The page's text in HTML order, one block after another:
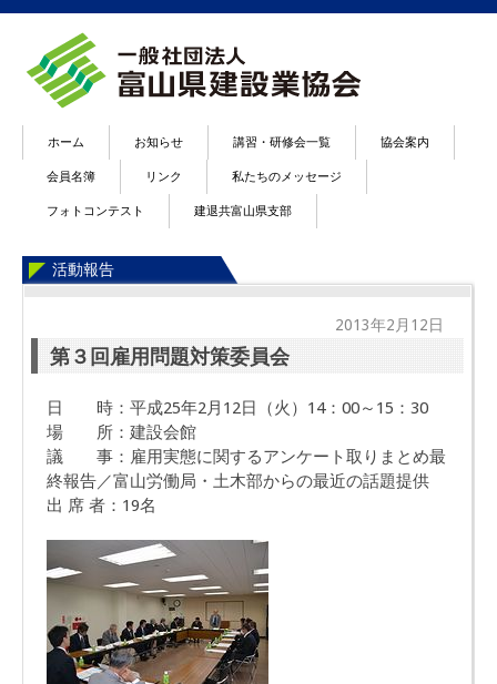
ホーム お知らせ 講習・研修会一覧 協会案内
会員名簿 リンク 私たちのメッセージ
フォトコンテスト 建退共富山県支部
活動報告
2013年2月12日
第３回雇用問題対策委員会
日 時：平成25年2月12日（火）14：00～15：30
場 所：建設会館
議 事：雇用実態に関するアンケート取りまとめ最
終報告／富山労働局・土木部からの最近の話題提供
出 席 者：19名